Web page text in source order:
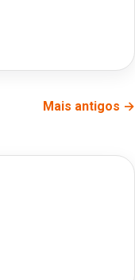
Mais antigos →